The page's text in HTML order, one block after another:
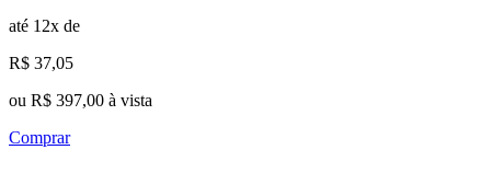
até 12x de
R$ 37,05
ou R$ 397,00 à vista
Comprar